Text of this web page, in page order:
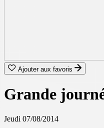
Ajouter aux favoris
Grande
Jeudi 07/08/2014